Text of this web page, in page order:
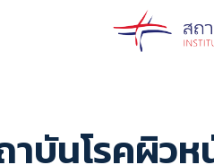
บันโรคผิว